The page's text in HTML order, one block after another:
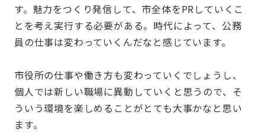
す。魅力をつくり発信して、市全体をPRしていくこ
とを考え実行する必要がある。時代によって、公務
員の仕事は変わっていくんだなと感じています。
市役所の仕事や働き方も変わっていくでしょうし、
個人では新しい職場に異動していくと思うので、そ
ういう環境を楽しめることがとても大事かなと思い
ます。